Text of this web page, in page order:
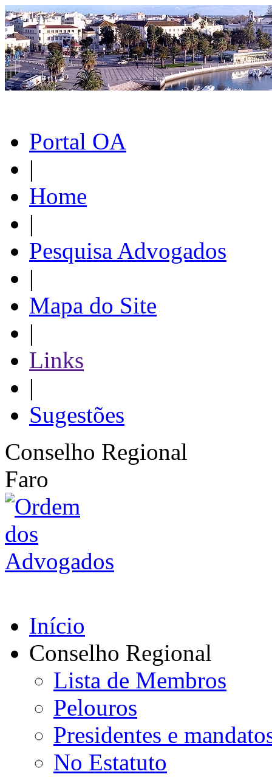
Portal OA
|
Home
|
Pesquisa Advogados
|
Mapa do Site
|
Links
|
Sugestões
Conselho Regional
Faro
Início
Conselho Regional
Lista de Membros
Pelouros
Presidentes e
No Estatuto